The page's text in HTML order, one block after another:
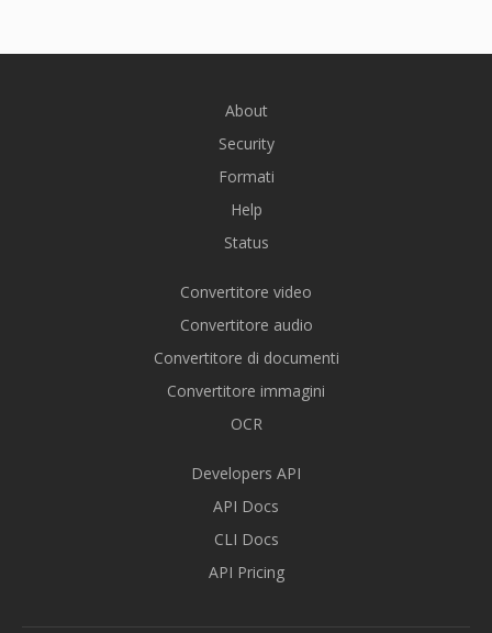
About
Security
Formati
Help
Status
Convertitore video
Convertitore audio
Convertitore di documenti
Convertitore immagini
OCR
Developers API
API Docs
CLI Docs
API Pricing